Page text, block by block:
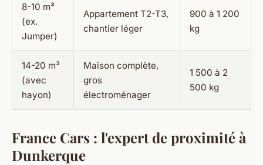
8-10 m³
(ex.
Jumper)
Appartement T2-T3,
chantier léger
900 à 1 200
kg
14-20 m³
(avec
hayon)
Maison complète,
gros
électroménager
1 500 à 2
500 kg
France Cars : l'expert de proximité à
Dunkerque